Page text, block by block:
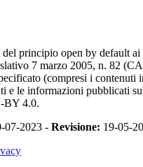
principio open by default ai
7 marzo 2005, n. 82
(compresi i contenuti
e le informazioni pubblicati
BY 4.0.
07-2023 - Revisione: 19-05-